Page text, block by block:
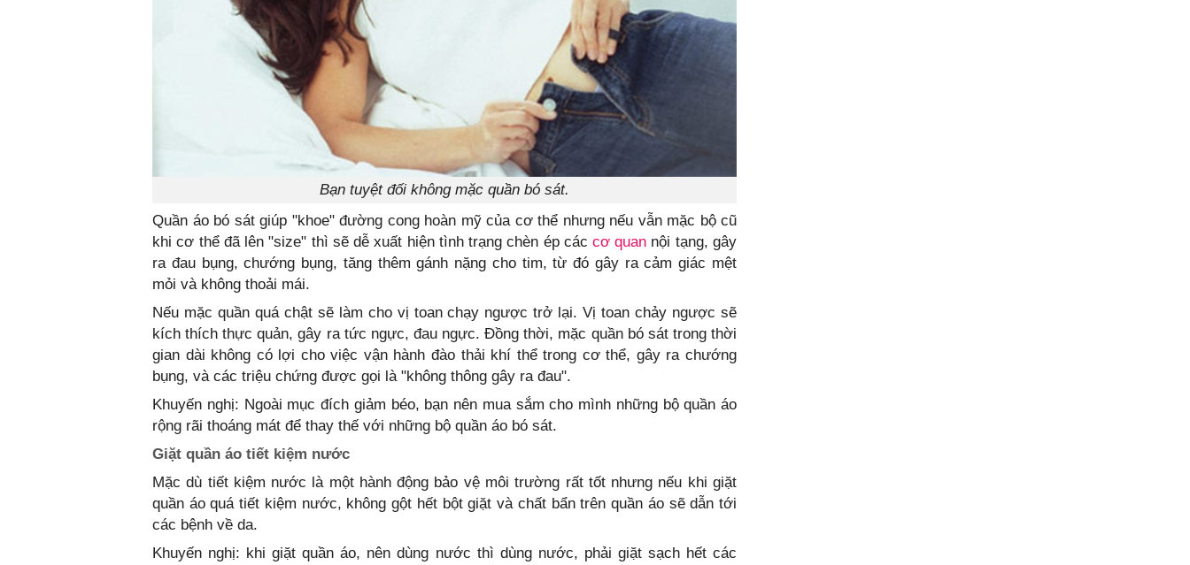
Bạn tuyệt đối không mặc quần bó sát.
Quần áo bó sát giúp "khoe" đường cong hoàn mỹ của cơ thể nhưng nếu vẫn mặc bộ cũ
khi cơ thể đã lên "size" thì sẽ dễ xuất hiện tình trạng chèn ép cáccơ quan nội tạng, gây
ra đau bụng, chướng bụng, tăng thêm gánh nặng cho tim, từ đó gây ra cảm giác mệt
mỏi và không thoải mái.
Nếu mặc quần quá chật sẽ làm cho vị toan chạy ngược trở lại. Vị toan chảy ngược sẽ
kích thích thực quản, gây ra tức ngực, đau ngực. Đồng thời, mặc quần bó sát trong thời
gian dài không có lợi cho việc vận hành đào thải khí thể trong cơ thể, gây ra chướng
bụng, và các triệu chứng được gọi là "không thông gây ra đau".
Khuyến nghị: Ngoài mục đích giảm béo, bạn nên mua sắm cho mình những bộ quần áo
rộng rãi thoáng mát để thay thế với những bộ quần áo bó sát.
Giặt quần áo tiết kiệm nước
Mặc dù tiết kiệm nước là một hành động bảo vệ môi trường rất tốt nhưng nếu khi giặt
quần áo quá tiết kiệm nước, không gột hết bột giặt và chất bẩn trên quần áo sẽ dẫn tới
các bệnh về da.
Khuyến nghị: khi giặt quần áo, nên dùng nước thì dùng nước, phải giặt sạch hết các